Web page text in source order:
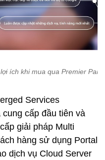
ích khi mua qua Premier
Services
cấp đầu tiên và
giải pháp Multi
hàng sử dụng Portal
dịch vụ Cloud Server